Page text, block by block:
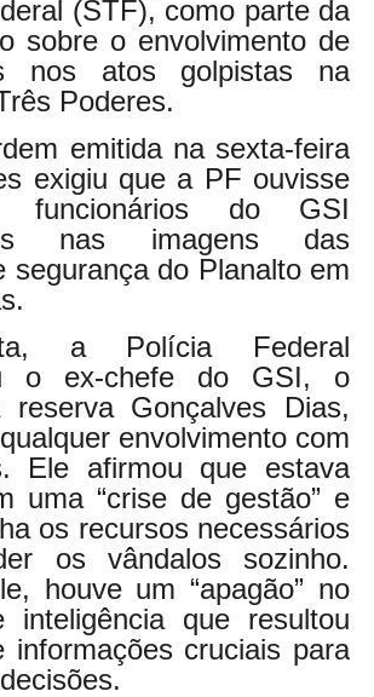
(STF), como parte da
sobre o envolvimento de
nos atos golpistas na
Poderes.
emitida na sexta-feira
exigiu que a PF ouvisse
funcionários do GSI
nas imagens das
segurança do Planalto em
a Polícia Federal
o ex-chefe do GSI, o
reserva Gonçalves Dias,
envolvimento com
Ele afirmou que estava
uma “crise de gestão” e
os recursos necessários
os vândalos sozinho.
houve um “apagão” no
inteligência que resultou
informações cruciais para